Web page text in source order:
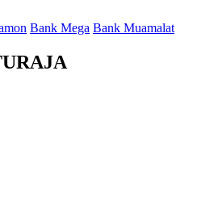
Bank Mega Bank Muamalat